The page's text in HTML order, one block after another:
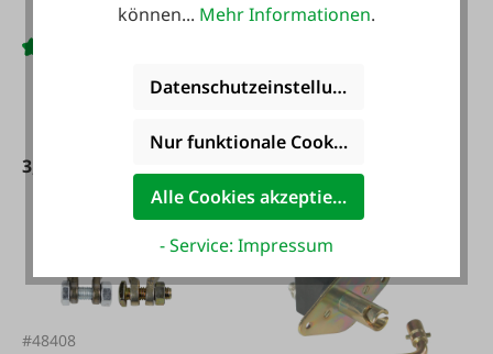
3,45 €*
Varianten ab
#48408
können... Mehr Informationen.
Datenschutzeinstellungen
Nur funktionale Cookies akzeptieren
Alle Cookies akzeptieren
- Service: Impressum